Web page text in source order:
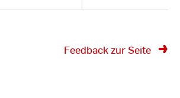
Feedback zur Seite